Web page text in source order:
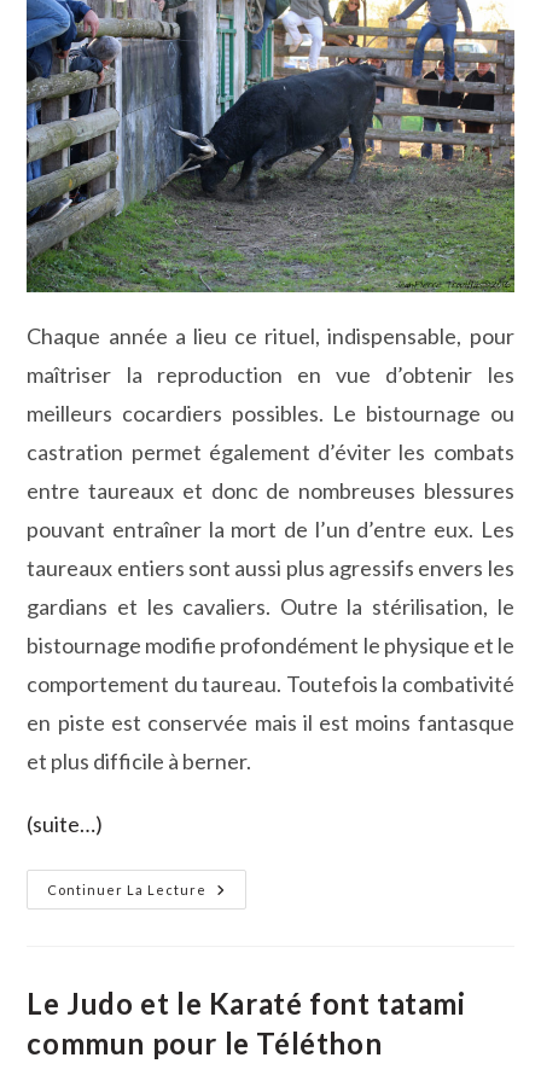
Chaque année a lieu ce rituel, indispensable, pour
maîtriser la reproduction en vue d’obtenir les
meilleurs cocardiers possibles. Le bistournage ou
castration permet également d’éviter les combats
entre taureaux et donc de nombreuses blessures
pouvant entraîner la mort de l’un d’entre eux. Les
taureaux entiers sont aussi plus agressifs envers les
gardians et les cavaliers. Outre la stérilisation, le
bistournage modifie profondément le physique et le
comportement du taureau. Toutefois la combativité
en piste est conservée mais il est moins fantasque
et plus difficile à berner.
(suite…)
Continuer La Lecture
Un
Bistournage
Décembre
2016
Le Judo et le Karaté font tatami
commun pour le Téléthon